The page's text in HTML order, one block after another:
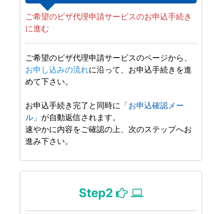
ご希望のビザ代理申請サービスのお申込手続き
に進む
ご希望のビザ代理申請サービスのページから、
お申し込みの流れに沿って、お申込手続きを進
めて下さい。
お申込手続き完了と同時に 「お申込確認メー
ル」 が自動返信されます。
速やかに内容をご確認の上、次のステップへお
進み下さい。
Step2